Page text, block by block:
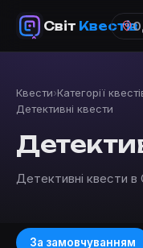
Світ Квестів
Квести›Категорії
Детективні квести
Детективні квести в
За замовчуванням